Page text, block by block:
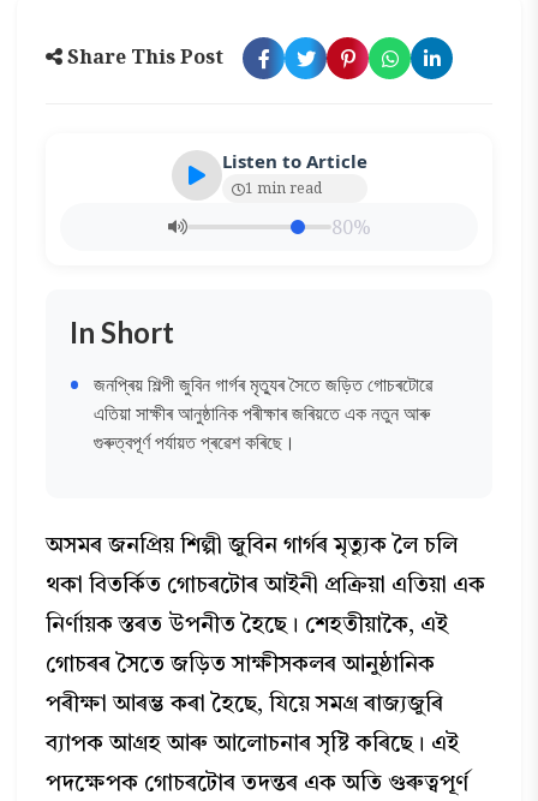
Share This Post
Listen to Article
1 min read
80%
In Short
জনপ্ৰিয় শিল্পী জুবিন গাৰ্গৰ মৃত্যুৰ সৈতে জড়িত গোচৰটোৱে
এতিয়া সাক্ষীৰ আনুষ্ঠানিক পৰীক্ষাৰ জৰিয়তে এক নতুন আৰু
গুৰুত্বপূৰ্ণ পৰ্যায়ত প্ৰৱেশ কৰিছে।
অসমৰ জনপ্ৰিয় শিল্পী জুবিন গাৰ্গৰ মৃত্যুক লৈ চলি
থকা বিতৰ্কিত গোচৰটোৰ আইনী প্ৰক্ৰিয়া এতিয়া এক
নিৰ্ণায়ক স্তৰত উপনীত হৈছে। শেহতীয়াকৈ, এই
গোচৰৰ সৈতে জড়িত সাক্ষীসকলৰ আনুষ্ঠানিক
পৰীক্ষা আৰম্ভ কৰা হৈছে, যিয়ে সমগ্ৰ ৰাজ্যজুৰি
ব্যাপক আগ্ৰহ আৰু আলোচনাৰ সৃষ্টি কৰিছে। এই
পদক্ষেপক গোচৰটোৰ তদন্তৰ এক অতি গুৰুত্বপূৰ্ণ